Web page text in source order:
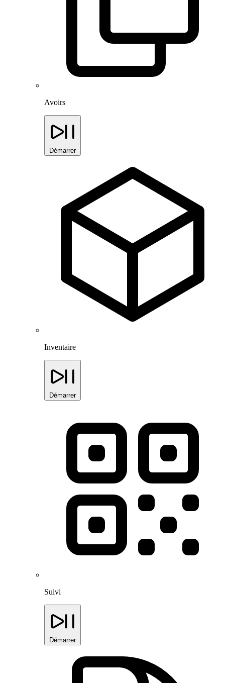
Avoirs
Démarrer
Inventaire
Démarrer
Suivi
Démarrer